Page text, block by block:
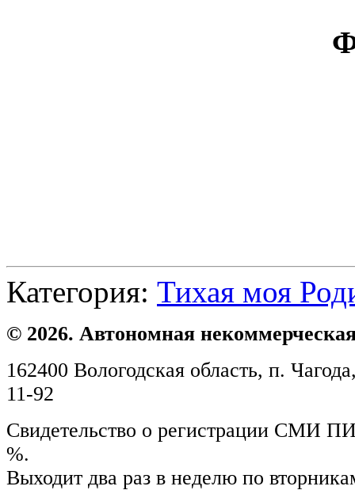
Категория: Тихая моя
© 2026. Автономная
162400 Вологодская область, п.
11-92
Свидетельство о регистрации СМИ
%.
Выходит два раз в неделю по